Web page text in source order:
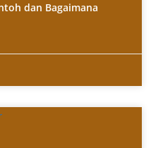
dan Bagaimana